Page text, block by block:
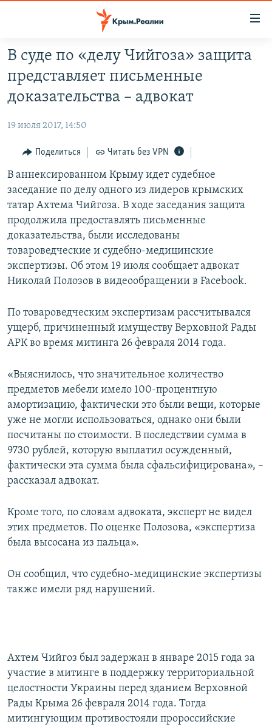
Вернуться
основному
содержанию
навигации
Вернутся
поиску
НОВОСТИ
СПЕЦПРОЕКТЫ
КАРТА ВОЕННЫХ ОБЪЕКТОВ КРЫМА
11 ЛЕТ ОККУПАЦИИ КРЫМА. 11 ИСТОРИЙ СОПРОТИВЛЕНИЯ
ИСТОРИЯ
ЕЩЕ
ИНТЕРАКТИВ
ИНФОГРАФИКА
ТЕЛЕПРОЕКТ КРЫМ.РЕАЛИИ
СОВЕТЫ ПРАВОЗАЩИТНИКОВ
ПРОПАВШИЕ БЕЗ ВЕСТИ
ПОБЕДИТЕЛЕЙ НЕ СУДЯТ?
ELIFBE
УКРАИНСКАЯ ПРОБЛЕМА КРЫМА
РАДІО СВОБОДА
КАК ОБОЙТИ БЛОКИРОВКУ
Українською
Qırımtatar
ПРИСОЕДИНЯЙТЕСЬ!
В суде по «делу Чийгоза» защита
представляет письменные
доказательства – адвокат
19 июля 2017, 14:50
Поделиться Читать без VPN
В аннексированном Крыму идет судебное
заседание по делу одного из лидеров крымских
татар Ахтема Чийгоза. В ходе заседания защита
продолжила предоставлять письменные
доказательства, были исследованы
товароведческие и судебно-медицинские
экспертизы. Об этом 19 июля сообщает адвокат
Николай Полозов в видеообращении в Facebook.
По товароведческим экспертизам рассчитывался
ущерб, причиненный имуществу Верховной Рады
АРК во время митинга 26 февраля 2014 года.
«Выяснилось, что значительное количество
предметов мебели имело 100-процентную
амортизацию, фактически это были вещи, которые
уже не могли использоваться, однако они были
посчитаны по стоимости. В последствии сумма в
9730 рублей, которую выплатил осужденный,
фактически эта сумма была сфальсифицирована», –
рассказал адвокат.
Кроме того, по словам адвоката, эксперт не видел
этих предметов. По оценке Полозова, «экспертиза
была высосана из пальца».
Он сообщил, что судебно-медицинские экспертизы
также имели ряд нарушений.
Ахтем Чийгоз был задержан в январе 2015 года за
участие в митинге в поддержку территориальной
целостности Украины перед зданием Верховной
Рады Крыма 26 февраля 2014 года. Тогда
митингующим противостояли пророссийские